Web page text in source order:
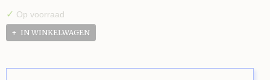
✓ Op voorraad
IN WINKELWAGEN